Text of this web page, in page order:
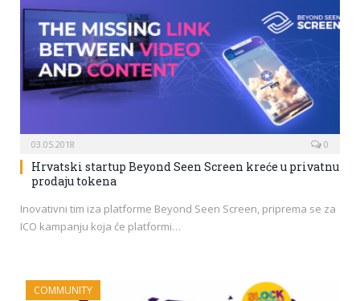
03.05.2018 0
Hrvatski startup Beyond Seen Screen kreće u privatnu
prodaju tokena
Inovativni tim iza platforme Beyond Seen Screen, priprema se za
ICO kampanju koja će platformi…
COMMUNITY